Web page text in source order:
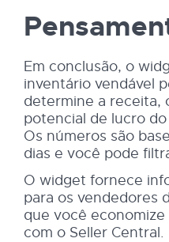
Em conclusão, o
inventário vendável
determine a receita,
potencial de lucro
Os números são
dias e você pode
O widget fornece
para os vendedores
que você
com o Seller Central.